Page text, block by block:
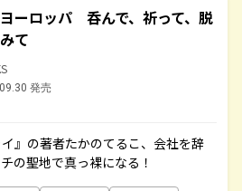
ーロッパ 呑んで、祈って、脱
て
発売
』の著者たかのてるこ、会社を辞
の聖地で真っ裸になる！